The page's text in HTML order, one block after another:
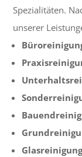
Spezialitäten.
unserer